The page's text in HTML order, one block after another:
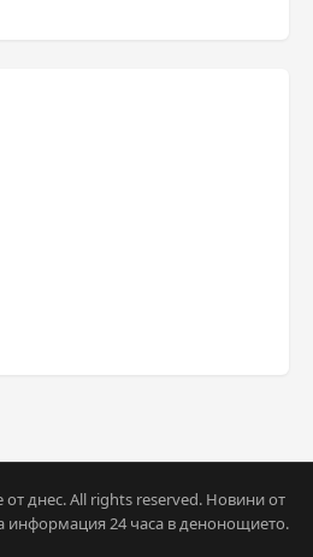
днес. All rights reserved. Новини от
информация 24 часа в денонощието.